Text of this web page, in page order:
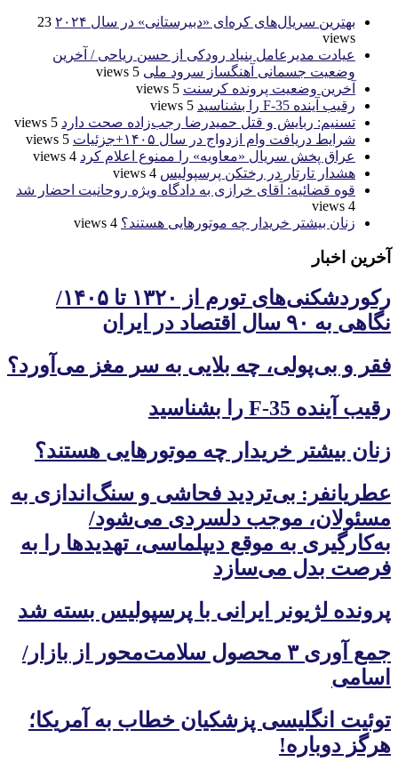
بهترین سریال‌های کره‌ای «دبیرستانی» در سال ۲۰۲۴
23
views
عیادت مدیرعامل بنیاد رودکی از حسن ریاحی / آخرین
وضعیت جسمانی آهنگساز سرود ملی 5 views
آخرین وضعیت پرونده کرسنت 5 views
رقیب آینده F-35 را بشناسید
5 views
تسنیم: ربایش و قتل حمیدرضا رجب‌زاده صحت دارد 5 views
شرایط دریافت وام ازدواج در سال ۱۴۰۵+جزئیات
5 views
عراق پخش سریال «معاویه» را ممنوع اعلام کرد 4 views
هشدار تارتار در رختکن پرسپولیس 4 views
قوه قضائیه: آقای خرازی به دادگاه ویژه روحانیت احضار شد
4 views
زنان بیشتر خریدار چه موتورهایی هستند؟ 4 views
آخرین اخبار
رکوردشکنی‌های تورم از ۱۳۲۰ تا ۱۴۰۵/
نگاهی به ۹۰ سال اقتصاد در ایران
فقر و بی‌پولی، چه بلایی به سر مغز می‌آورد؟
رقیب آینده F-35 را بشناسید
زنان بیشتر خریدار چه موتورهایی هستند؟
عطریانفر: بی‌تردید فحاشی و سنگ‌اندازی به
مسئولان، موجب دلسردی می‌شود/
به‌کارگیری به موقع دیپلماسی، تهدیدها را به
فرصت بدل می‌سازد
پرونده لژیونر ایرانی با پرسپولیس بسته شد
جمع آوری ۳ محصول سلامت‌محور از بازار/
اسامی
توئیت انگلیسی پزشکیان خطاب به آمریکا؛
هرگز دوباره!